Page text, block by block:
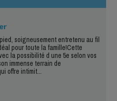
soigneusement entretenu au fil
pour toute la famille!Cette
la possibilité d une 5e selon vos
immense terrain de
offre intimit...